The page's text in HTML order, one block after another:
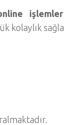
işlemler
kolaylık